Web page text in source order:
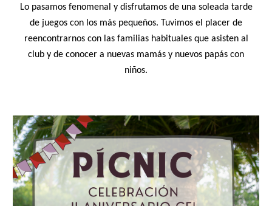
Lo pasamos fenomenal y disfrutamos de una soleada tarde
de juegos con los más pequeños. Tuvimos el placer de
reencontrarnos con las familias habituales que asisten al
club y de conocer a nuevas mamás y nuevos papás con
niños.